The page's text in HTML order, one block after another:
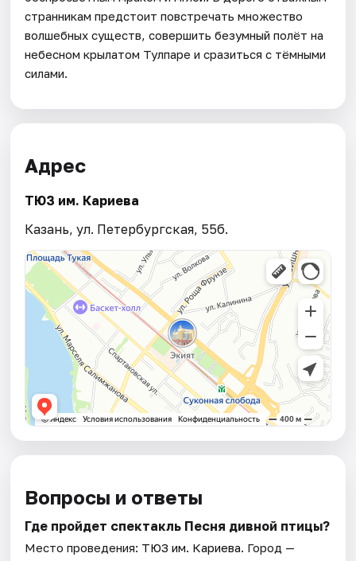
странникам предстоит повстречать множество
волшебных существ, совершить безумный полёт на
небесном крылатом Тулпаре и сразиться с тёмными
силами.
Адрес
ТЮЗ им. Кариева
Казань, ул. Петербургская, 55б.
Вопросы и ответы
Где пройдет спектакль Песня дивной птицы?
Место проведения: ТЮЗ им. Кариева . Город —